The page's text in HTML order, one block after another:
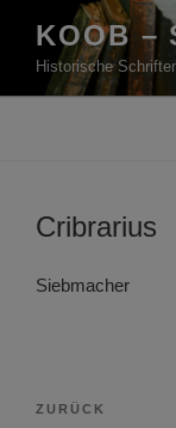
Inhalt
springen
KOOB –
Historische
Cribrarius
Siebmacher
Vorheriger
ZURÜCK